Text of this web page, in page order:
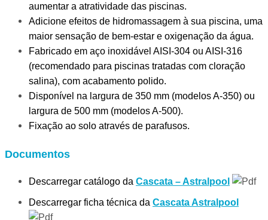
aumentar a atratividade das piscinas.
Adicione efeitos de hidromassagem à sua piscina, uma
maior sensação de bem-estar e oxigenação da água.
Fabricado em aço inoxidável AISI-304 ou AISI-316
(recomendado para piscinas tratadas com cloração
salina), com acabamento polido.
Disponível na largura de 350 mm (modelos A-350) ou
largura de 500 mm (modelos A-500).
Fixação ao solo através de parafusos.
Documentos
Descarregar catálogo da Cascata – Astralpool
Descarregar ficha técnica da Cascata Astralpool